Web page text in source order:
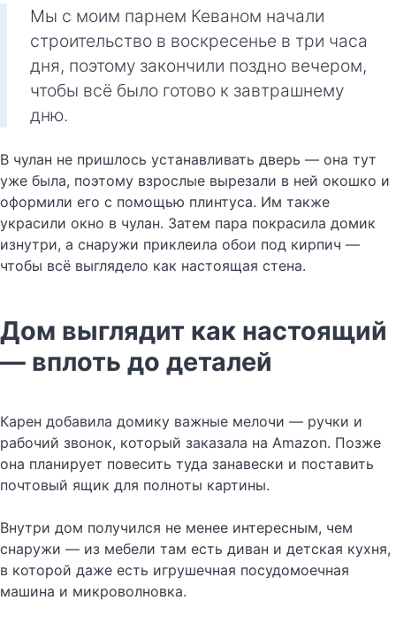
Мы с моим парнем Кеваном начали
строительство в воскресенье в три часа
дня, поэтому закончили поздно вечером,
чтобы всё было готово к завтрашнему
дню.
В чулан не пришлось устанавливать дверь — она тут
уже была, поэтому взрослые вырезали в ней окошко и
оформили его с помощью плинтуса. Им также
украсили окно в чулан. Затем пара покрасила домик
изнутри, а снаружи приклеила обои под кирпич —
чтобы всё выглядело как настоящая стена.
Дом выглядит как настоящий
— вплоть до деталей
Карен добавила домику важные мелочи — ручки и
рабочий звонок, который заказала на Amazon. Позже
она планирует повесить туда занавески и поставить
почтовый ящик для полноты картины.
Внутри дом получился не менее интересным, чем
снаружи — из мебели там есть диван и детская кухня,
в которой даже есть игрушечная посудомоечная
машина и микроволновка.